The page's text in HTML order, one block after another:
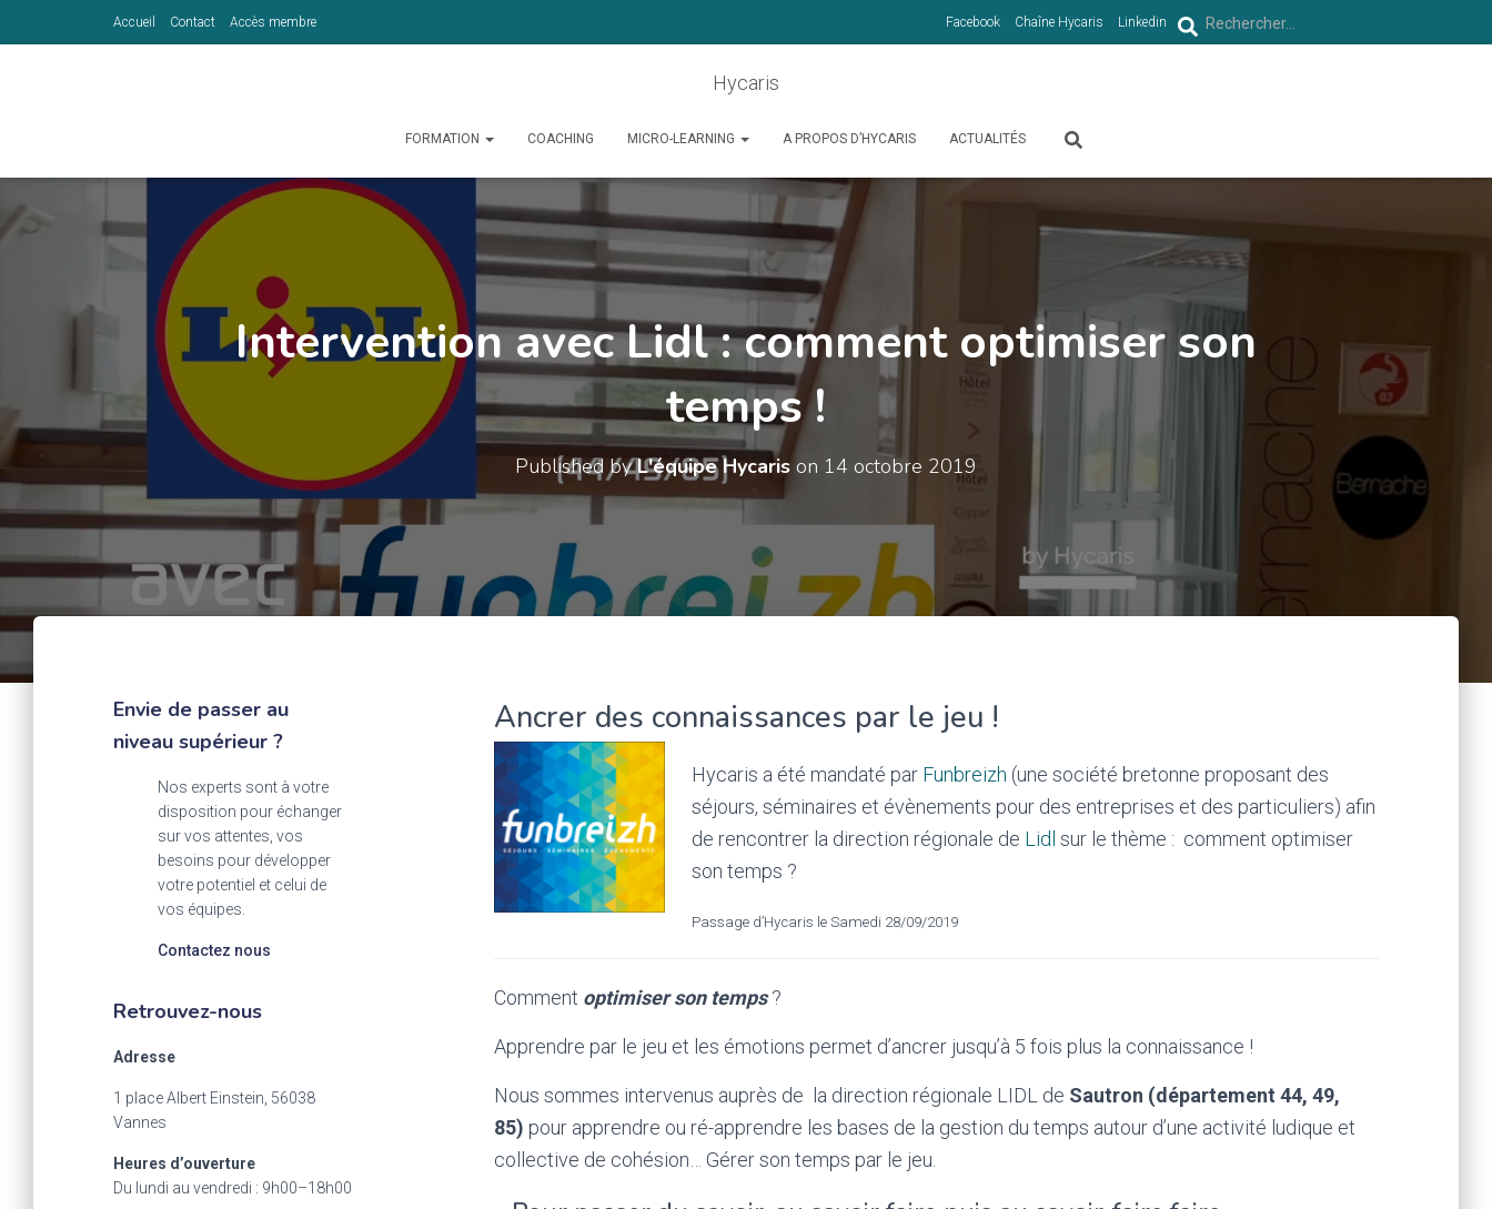
Facebook Chaîne Hycaris Linkedin Rechercher…
Accueil Contact Accès membre
Hycaris
FORMATION COACHING MICRO-LEARNING A PROPOS D’HYCARIS ACTUALITÉS
Intervention avec Lidl : comment optimiser son
temps !
Published byL'équipe Hycaris on 14 octobre 2019
Envie de passer au
niveau supérieur ?
Nos experts sont à votre
disposition pour échanger
sur vos attentes, vos
besoins pour développer
votre potentiel et celui de
vos équipes.
Contactez nous
Retrouvez-nous
Adresse
1 place Albert Einstein, 56038
Vannes
Heures d’ouverture
Du lundi au vendredi : 9h00–18h00
Ancrer des connaissances par le jeu !
Hycaris a été mandaté par Funbreizh (une société bretonne proposant des
séjours, séminaires et évènements pour des entreprises et des particuliers) afin
de rencontrer la direction régionale de Lidl sur le thème : comment optimiser
son temps ?
Passage d’Hycaris le Samedi 28/09/2019
Comment optimiser son temps?
Apprendre par le jeu et les émotions permet d’ancrer jusqu’à 5 fois plus la connaissance !
Nous sommes intervenus auprès de l a direction régionale LIDL de Sautron (département 44, 49,
85) pour apprendre ou ré-apprendre les bases de la gestion du temps autour d’une activité ludique et
collective de cohésion… Gérer son temps par le jeu.